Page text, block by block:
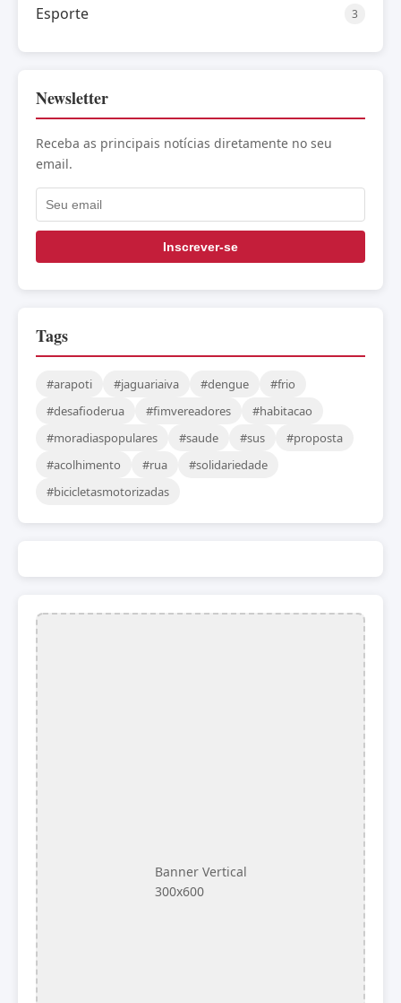
Esporte 3
Newsletter
Receba as principais notícias diretamente no seu
email.
Inscrever-se
Tags
#arapoti #jaguariaiva #dengue
#frio
#desafioderua
#fimvereadores
#habitacao
#moradiaspopulares
#saude #sus
#proposta
#acolhimento
#rua
#solidariedade
#bicicletasmotorizadas
Banner Vertical
300x600